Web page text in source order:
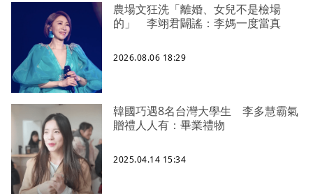
農場文狂洗「離婚、女兒不是檢場
的」 李翊君闢謠：李媽一度當真
2026.08.06 18:29
韓國巧遇8名台灣大學生 李多慧霸氣
贈禮人人有：畢業禮物
2025.04.14 15:34